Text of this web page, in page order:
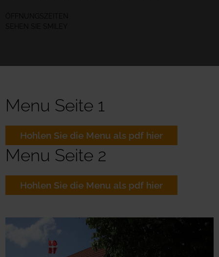
Menu Seite 1
Hohlen Sie die Menu als pdf hier
Menu Seite 2
Hohlen Sie die Menu als pdf hier